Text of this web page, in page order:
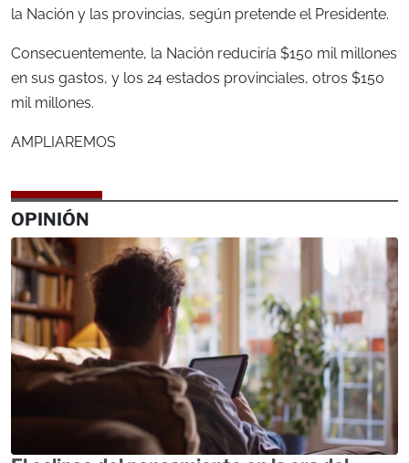
la Nación y las provincias, según pretende el Presidente.
Consecuentemente, la Nación reduciría $150 mil millones
en sus gastos, y los 24 estados provinciales, otros $150
mil millones.
AMPLIAREMOS
OPINIÓN